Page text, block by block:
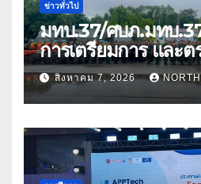
ข่าวทั่วไป
มทบ.37/ศบภ.มทบ
การเตรียมการ และ
ด้านการบรรเทาสาธ
สิงหาคม 7, 2026